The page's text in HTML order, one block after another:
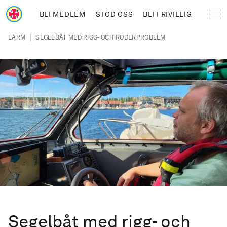
Hoppa till huvudinnehåll
BLI MEDLEM STÖD OSS BLI FRIVILLIG
Länkstig
LARM | SEGELBÅT MED RIGG- OCH RODERPROBLEM
Segelbåt med rigg- och